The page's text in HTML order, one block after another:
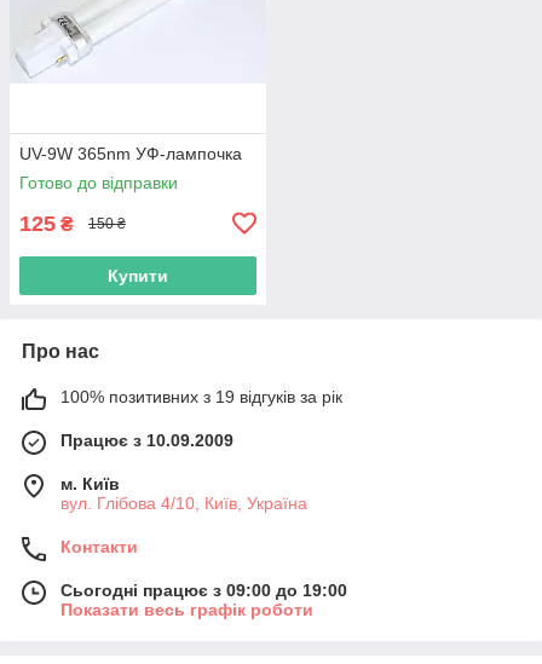
UV-9W 365nm УФ-лампочка
Готово до відправки
125 ₴ 150 ₴
Купити
Про нас
100% позитивних з 19 відгуків за рік
Працює з 10.09.2009
м. Київ
вул. Глібова 4/10, Київ, Україна
Контакти
Сьогодні працює з 09:00 до 19:00
Показати весь графік роботи